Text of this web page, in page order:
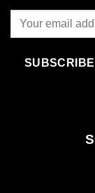
SUBSCRIBE